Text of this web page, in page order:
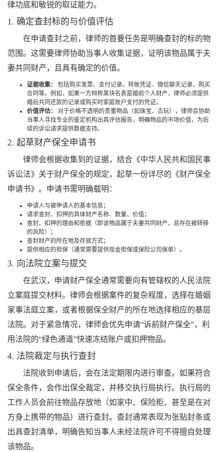
律功底和敏锐的取证能力。
1. 确定查封标的与价值评估
在申请查封之前，律师的首要任务是明确查封的标的物
范围。这需要律师协助当事人收集证据，证明该物品属于夫
妻共同财产，且具有确定的价值。
证据收集：
包括购买发票、支付记录、转账凭证、微信聊天记录、购买
合同等。例如，如果一方辩称某块名表是婚前个人财产，律师必须提供
婚后共同还款的记录或购买时家庭账户支付的凭证。
价值评估：
对于价格不透明的贵重物品（如珠宝、古玩），律师会协助
当事人寻找专业的鉴定机构出具评估报告，明确物品的市场价值，为后
续的诉讼请求提供数据支持。
2. 起草财产保全申请书
律师会根据收集到的证据，结合《中华人民共和国民事
诉讼法》关于财产保全的规定，起草一份详尽的《财产保全
申请书》。申请书需明确载明：
申请人与被申请人的基本信息；
请求查封、扣押的具体财产名称、数量、价值；
查封、扣押的理由和依据（即该物品属于夫妻共同财产，且存在被转移
的风险）；
查封财产的所在地及存放方式；
提供相应的担保（通常需要提供现金担保或保险公司保单）。
3. 向法院立案与提交
在武汉，申请财产保全通常需要向有管辖权的人民法院
立案庭提交材料。律师会根据案件的复杂程度，选择在婚姻
家事法庭立案，或者根据保全财产的所在地选择相应的基层
法院。对于紧急情况，律师会优先申请“诉前财产保全”，利
用法院的“绿色通道”快速冻结账户或扣押物品。
4. 法院裁定与执行查封
法院收到申请后，会在法定期限内进行审查。如果符合
保全条件，会作出保全裁定，并移交执行局执行。执行局的
工作人员会前往物品存放地（如家中、保险柜、甚至是在对
方身上携带的物品）进行查封。查封通常表现为张贴封条或
出具查封清单，明确告知当事人未经法院许可不得擅自处理
该物品。